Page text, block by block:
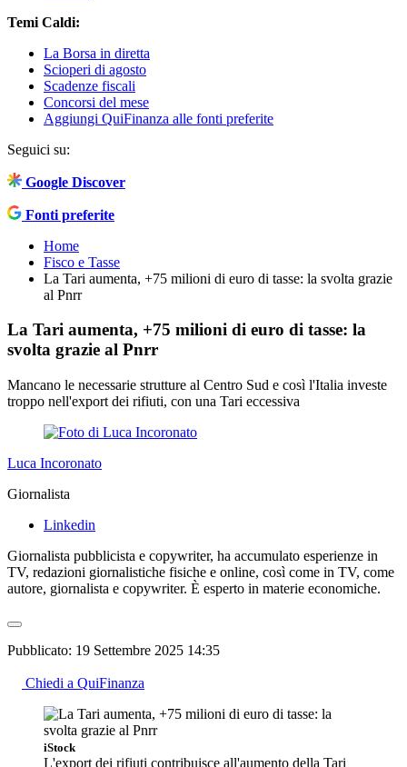
Temi Caldi:
La Borsa in diretta
Scioperi di agosto
Scadenze fiscali
Concorsi del mese
Aggiungi QuiFinanza alle fonti preferite
Seguici su:
Google Discover
Fonti preferite
Home
Fisco e Tasse
La Tari aumenta, +75 milioni di euro di tasse: la svolta grazie
al Pnrr
La Tari aumenta, +75 milioni di euro di tasse: la
svolta grazie al Pnrr
Mancano le necessarie strutture al Centro Sud e così l'Italia investe
troppo nell'export dei rifiuti, con una Tari eccessiva
Luca Incoronato
Giornalista
Linkedin
Giornalista pubblicista e copywriter, ha accumulato esperienze in
TV, redazioni giornalistiche fisiche e online, così come in TV, come
autore, giornalista e copywriter. È esperto in materie economiche.
Pubblicato: 19 Settembre 2025 14:35
Chiedi a QuiFinanza
iStock
L'export dei rifiuti contribuisce all'aumento della Tari